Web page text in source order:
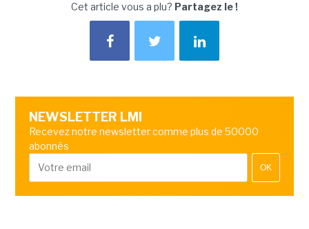
Cet article vous a plu? Partagez le !
NEWSLETTER LMI
Recevez notre newsletter comme plus de 50000
abonnés
OK